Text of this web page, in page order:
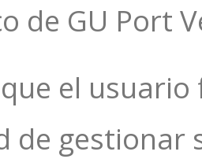
de GU Port
el
de gestionar